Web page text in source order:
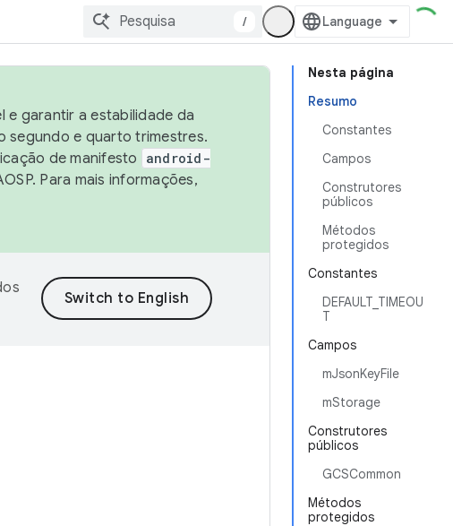
/
Nesta página
Resumo
Constantes
Campos
Construtores
públicos
Métodos
protegidos
Constantes
DEFAULT_TIMEOU
T
Campos
mJsonKeyFile
mStorage
Construtores
públicos
GCSCommon
Métodos
protegidos
e garantir a estabilidade da
segundo e quarto trimestres.
de manifesto
android-
Para mais informações,